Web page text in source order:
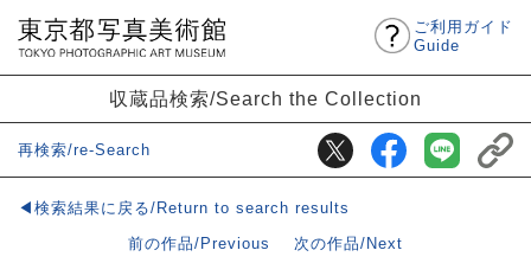
ご利用ガイド
Guide
収蔵品検索/Search the Collection
再検索/re-Search
◀検索結果に戻る/Return to search results
前の作品/Previous
次の作品/Next